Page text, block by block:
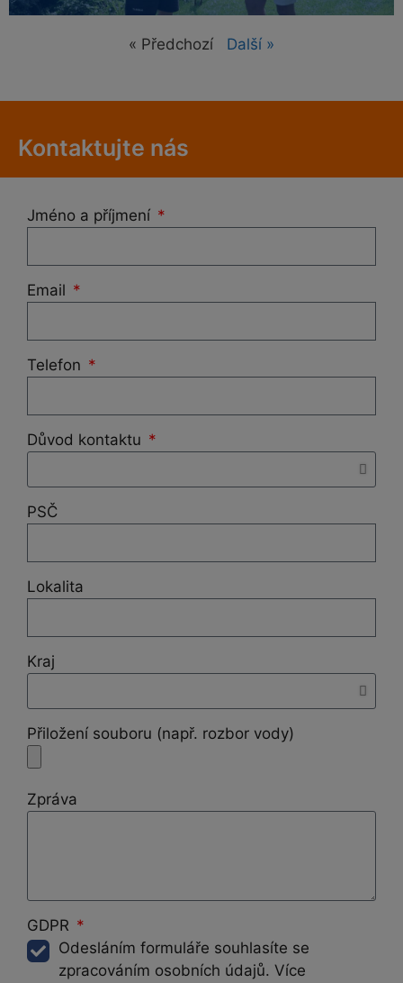
« Předchozí Další »
Kontaktujte nás
Jméno a příjmení
Email
Telefon
Důvod kontaktu
PSČ
Lokalita
Kraj
Přiložení souboru (např. rozbor vody)
Zpráva
GDPR
Odesláním formuláře souhlasíte se
zpracováním osobních údajů. Více